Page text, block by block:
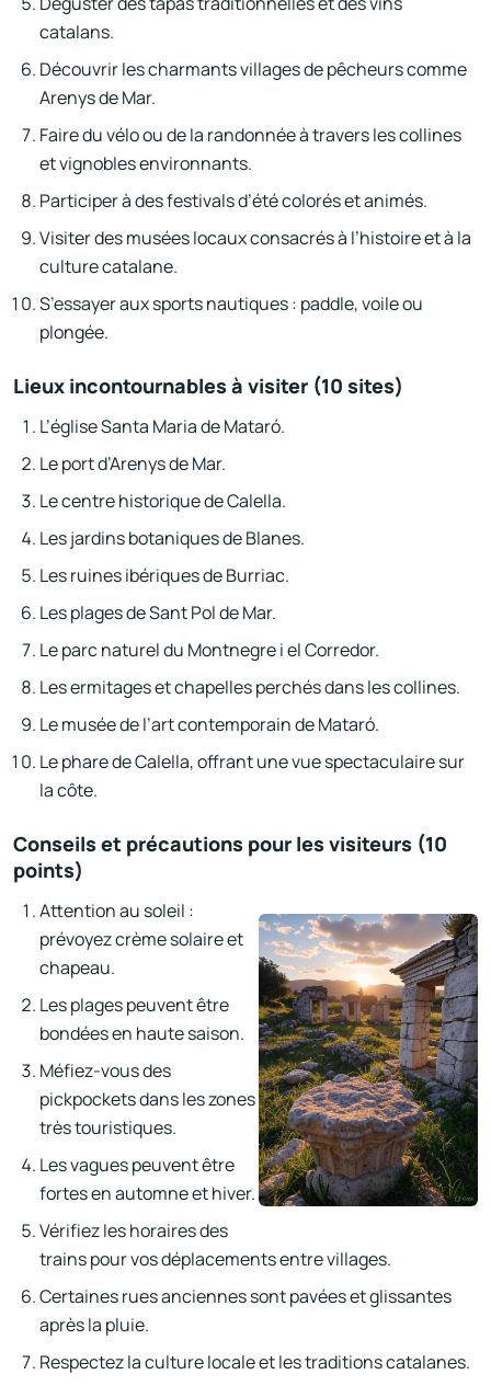
catalans.
Découvrir les charmants villages de pêcheurs comme
Arenys de Mar.
Faire du vélo ou de la randonnée à travers les collines
et vignobles environnants.
Participer à des festivals d’été colorés et animés.
Visiter des musées locaux consacrés à l’histoire et à la
culture catalane.
S’essayer aux sports nautiques : paddle, voile ou
plongée.
Lieux incontournables à visiter (10 sites)
L’église Santa Maria de Mataró.
Le port d’Arenys de Mar.
Le centre historique de Calella.
Les jardins botaniques de Blanes.
Les ruines ibériques de Burriac.
Les plages de Sant Pol de Mar.
Le parc naturel du Montnegre i el Corredor.
Les ermitages et chapelles perchés dans les collines.
Le musée de l’art contemporain de Mataró.
Le phare de Calella, offrant une vue spectaculaire sur
la côte.
Conseils et précautions pour les visiteurs (10
points)
Attention au soleil :
prévoyez crème solaire et
chapeau.
Les plages peuvent être
bondées en haute saison.
Méfiez-vous des
pickpockets dans les zones
très touristiques.
Les vagues peuvent être
fortes en automne et hiver.
Vérifiez les horaires des
trains pour vos déplacements entre villages.
Certaines rues anciennes sont pavées et glissantes
après la pluie.
Respectez la culture locale et les traditions catalanes.